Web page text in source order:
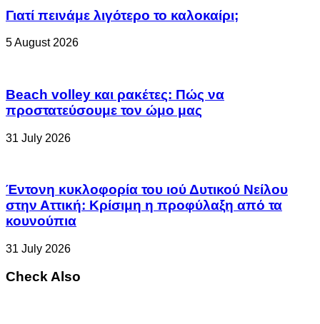
Γιατί πεινάμε λιγότερο το καλοκαίρι;
5 August 2026
Beach volley και ρακέτες: Πώς να
προστατεύσουμε τον ώμο μας
31 July 2026
Έντονη κυκλοφορία του ιού Δυτικού Νείλου
στην Αττική: Κρίσιμη η προφύλαξη από τα
κουνούπια
31 July 2026
Check Also